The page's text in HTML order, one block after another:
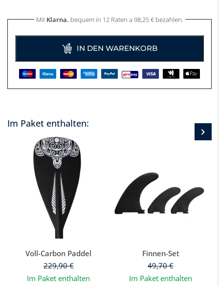
Mit Klarna. bequem in 12 Raten a 98,25€bezahlen.
IN DEN WARENKORB
Im Paket enthalten:
Voll-Carbon Paddel
229,90€
Im Paket enthalten
Finnen-Set
49,70€
Im Paket enthalten